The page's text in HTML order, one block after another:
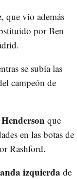
, que vio además
por Ben
se subía las
campeón de
que
en las botas de
Rashford.
izquierda de